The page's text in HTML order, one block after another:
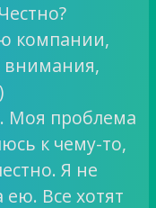
компании,
внимания,
Моя проблема
к чему-то,
Я не
Все хотят